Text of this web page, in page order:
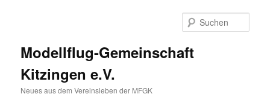
Modellflug-Gemeinschaft
Kitzingen e.V.
Neues aus dem Vereinsleben der MFGK